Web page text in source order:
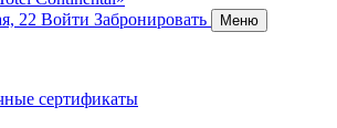
22 Войти Забронировать Меню
сертификаты